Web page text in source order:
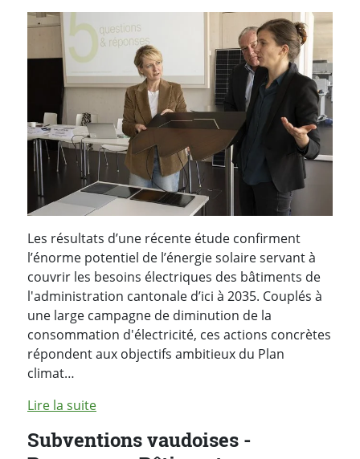
Les résultats d’une récente étude confirment
l’énorme potentiel de l’énergie solaire servant à
couvrir les besoins électriques des bâtiments de
l'administration cantonale d’ici à 2035. Couplés à
une large campagne de diminution de la
consommation d'électricité, ces actions concrètes
répondent aux objectifs ambitieux du Plan
climat…
Lire la suite
Subventions vaudoises -